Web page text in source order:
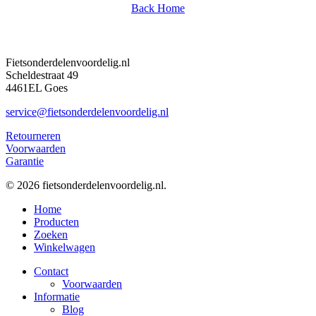
Back Home
Fietsonderdelenvoordelig.nl
Scheldestraat 49
4461EL Goes
service@fietsonderdelenvoordelig.nl
Retourneren
Voorwaarden
Garantie
© 2026 fietsonderdelenvoordelig.nl.
Close
Menu
Home
Producten
Zoeken
Winkelwagen
Contact
Voorwaarden
Informatie
Blog